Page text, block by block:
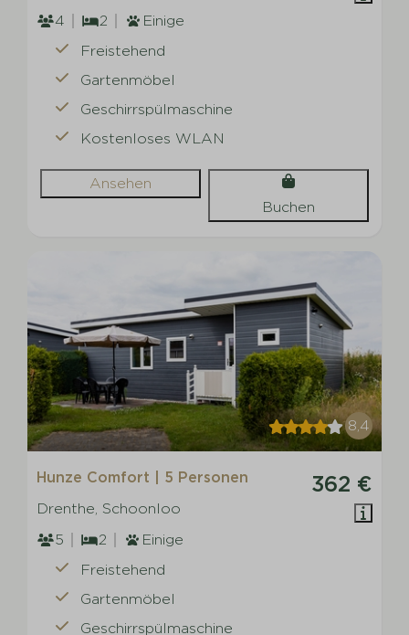
4
2
Einige
Freistehend
Gartenmöbel
Geschirrspülmaschine
Kostenloses WLAN
Ansehen
Buchen
8,4
362 €
Hunze Comfort | 5 Personen
Drenthe, Schoonloo
5
2
Einige
Freistehend
Gartenmöbel
Geschirrspülmaschine